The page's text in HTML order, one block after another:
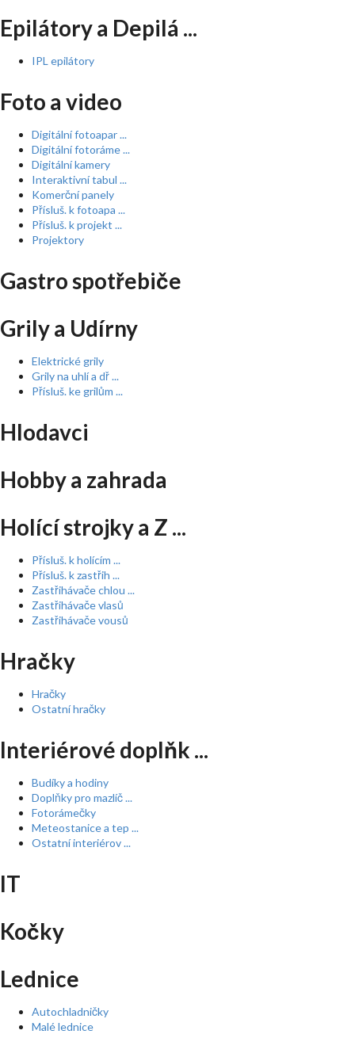
Epilátory a Depilá ...
IPL epilátory
Foto a video
Digitální fotoapar ...
Digitální fotoráme ...
Digitální kamery
Interaktivní tabul ...
Komerční panely
Přísluš. k fotoapa ...
Přísluš. k projekt ...
Projektory
Gastro spotřebiče
Grily a Udírny
Elektrické grily
Grily na uhlí a dř ...
Přísluš. ke grilům ...
Hlodavci
Hobby a zahrada
Holící strojky a Z ...
Přísluš. k holícím ...
Přísluš. k zastřih ...
Zastřihávače chlou ...
Zastřihávače vlasů
Zastřihávače vousů
Hračky
Hračky
Ostatní hračky
Interiérové doplňk ...
Budíky a hodiny
Doplňky pro mazlíč ...
Fotorámečky
Meteostanice a tep ...
Ostatní interiérov ...
IT
Kočky
Lednice
Autochladničky
Malé lednice